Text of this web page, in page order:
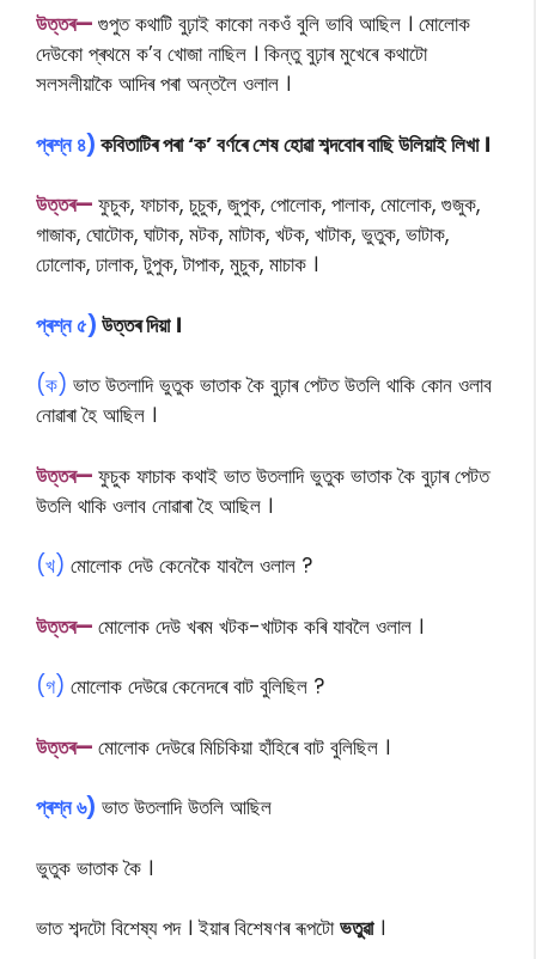
উত্তৰ— গুপুত কথাটি বুঢ়াই কাকো নকওঁ বুলি ভাবি আছিল । মোলোক
দেউকো প্ৰথমে ক’ব খোজা নাছিল । কিন্তু বুঢ়াৰ মুখেৰে কথাটো
সলসলীয়াকৈ আদিৰ পৰা অন্তলৈ ওলাল ।
প্ৰশ্ন ৪) কবিতাটিৰ পৰা ‘ক’ বৰ্ণৰে শেষ হোৱা শব্দবোৰ বাছি উলিয়াই লিখা ।
উত্তৰ— ফুচুক, ফাচাক, চুচুক, জুপুক, পোলোক, পালাক, মোলোক, গুজুক,
গাজাক, ঘোটোক, ঘাটাক, মটক, মাটাক, খটক, খাটাক, ভুতুক, ভাটাক,
ঢোলোক, ঢালাক, টুপুক, টাপাক, মুচুক, মাচাক ।
প্ৰশ্ন ৫) উত্তৰ দিয়া ।
(ক) ভাত উতলাদি ভুতুক ভাতাক কৈ বুঢ়াৰ পেটত উতলি থাকি কোন ওলাব
নোৱাৰা হৈ আছিল ।
উত্তৰ— ফুচুক ফাচাক কথাই ভাত উতলাদি ভুতুক ভাতাক কৈ বুঢ়াৰ পেটত
উতলি থাকি ওলাব নোৱাৰা হৈ আছিল ।
(খ) মোলোক দেউ কেনেকৈ যাবলৈ ওলাল ?
উত্তৰ— মোলোক দেউ খৰম খটক-খাটাক কৰি যাবলৈ ওলাল ।
(গ) মোলোক দেউৱে কেনেদৰে বাট বুলিছিল ?
উত্তৰ— মোলোক দেউৱে মিচিকিয়া হাঁহিৰে বাট বুলিছিল ।
প্ৰশ্ন ৬) ভাত উতলাদি উতলি আছিল
ভুতুক ভাতাক কৈ ।
ভাত শব্দটো বিশেষ্য পদ । ইয়াৰ বিশেষণৰ ৰূপটোভতুৱা।